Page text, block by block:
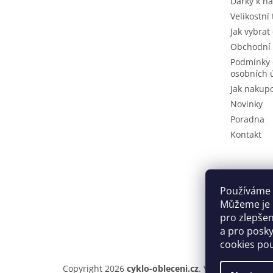
Používáme
Můžeme
pro
a pro
cookies
Velikostní
Jak
osobních
Jak
Novinky
Poradna
Kontakt
Copyright 2026 cyklo-obleceni.cz. Všechna práva